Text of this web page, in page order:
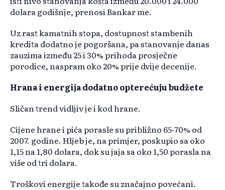
dolara godišnje, prenosi Bankar me.
Uz rast kamatnih stopa, dostupnost stambenih
kredita dodatno je pogoršana, pa stanovanje danas
zauzima između 25 i 30% prihoda prosječne
porodice, naspram oko 20% prije dvije decenije.
Hrana i energija dodatno opterećuju budžete
Sličan trend vidljiv je i kod hrane.
Cijene hrane i pića porasle su približno 65-70% od
2007. godine. Hljeb je, na primjer, poskupio sa oko
1,15 na 1,80 dolara, dok su jaja sa oko 1,50 porasla na
više od tri dolara.
Troškovi energije takođe su značajno povećani.